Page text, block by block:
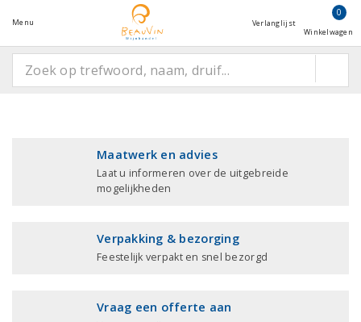
Menu Verlanglijst
0
Winkelwagen
Maatwerk en advies
Laat u informeren over de uitgebreide
mogelijkheden
Verpakking & bezorging
Feestelijk verpakt en snel bezorgd
Vraag een offerte aan